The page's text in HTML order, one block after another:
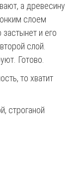
а древесину
слоем
и его
слой.
Готово.
то хватит
строганой